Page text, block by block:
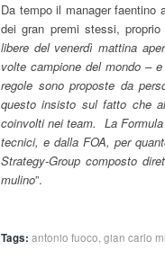
Da tempo il manager faentino
dei gran premi stessi,
libere del venerdì mattina
volte campione del mondo –
regole sono proposte da
questo insisto sul fatto che
coinvolti nei team. La
tecnici, e dalla FOA, per
Strategy-Group composto
mulino”.
Tags: antonio fuoco,gian carlo